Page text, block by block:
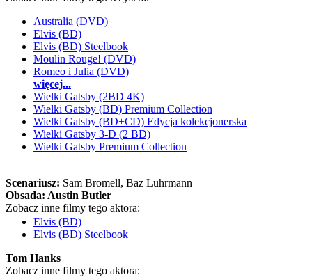
Australia (DVD)
Elvis (BD)
Elvis (BD) Steelbook
Moulin Rouge! (DVD)
Romeo i Julia (DVD)
więcej...
Wielki Gatsby (2BD 4K)
Wielki Gatsby (BD) Premium Collection
Wielki Gatsby (BD+CD) Edycja kolekcjonerska
Wielki Gatsby 3-D (2 BD)
Wielki Gatsby Premium Collection
Scenariusz: Sam Bromell, Baz Luhrmann
Obsada: Austin Butler
Zobacz inne filmy tego aktora:
Elvis (BD)
Elvis (BD) Steelbook
Tom Hanks
Zobacz inne filmy tego aktora: